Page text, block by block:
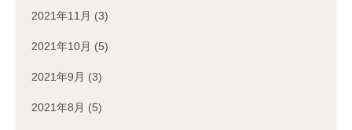
2021年11月 (3)
2021年10月 (5)
2021年9月 (3)
2021年8月 (5)